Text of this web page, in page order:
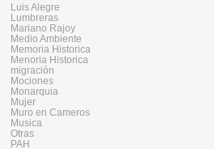
Luis Alegre
Lumbreras
Mariano Rajoy
Medio Ambiente
Memoria Historica
Menoria Historica
migración
Mociones
Monarquia
Mujer
Muro en Cameros
Musica
Otras
PAH